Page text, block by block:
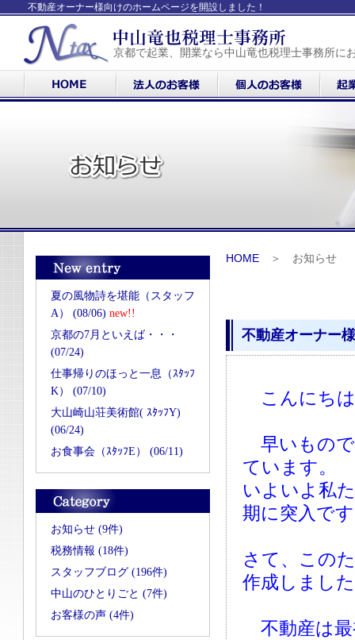
不動産オーナー様向けのホームページを開設しました！
京都で起業、開業なら中山竜也税理士事務所に
夏の風物詩を堪能（スタッフ
A） (08/06) new!!
京都の7月といえば・・・
(07/24)
仕事帰りのほっと一息（ｽﾀｯﾌ
K） (07/10)
大山崎山荘美術館( ｽﾀｯﾌY)
(06/24)
お食事会（ｽﾀｯﾌE） (06/11)
お知らせ (9件)
税務情報 (18件)
スタッフブログ (196件)
中山のひとりごと (7件)
お客様の声 (4件)
HOME ＞ お知らせ
不動産オーナー
こんにち
早いもので
ています。
いよいよ私
期に突入で
さて、この
作成しまし
不動産は最